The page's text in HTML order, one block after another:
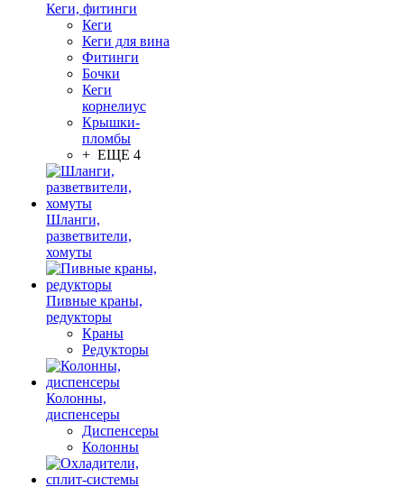
Кеги, фитинги
Кеги
Кеги для вина
Фитинги
Бочки
Кеги
корнелиус
Крышки-
пломбы
+ ЕЩЕ 4
Шланги,
разветвители,
хомуты
Пивные краны,
редукторы
Краны
Редукторы
Колонны,
диспенсеры
Диспенсеры
Колонны